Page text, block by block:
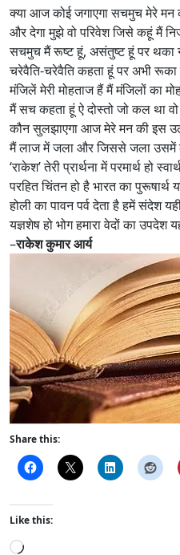
क्या आज कोई जगाएगा सचमुच मेरे मन
और देगा मुझे वो परिवेश जिसे कहूं मैं
सचमुच मैं रूष्ट हूं, असंतुष्ट हूं पर थका
चरेवैति-चरेवैति कहता हूं पर अभी रूका
मंजिलें मेरी मोहताज हैं मैं मंजिलों का
मैं सच कहता हूं ऐ दोस्तो जो कल था
कौन सुलझाएगा आज मेरे मन की इस
मैं लाज में जला और जिससे जला उसमें
‘राकेश’ तेरी प्रार्थना में परमार्थ हो
परहित चिंतन हो है भारत का पुरूषार्थ
होली का पावन पर्व देता है हमें संदेश
यज्ञशेष हो भोग हमारा वेदों का उपदेश
–राकेश कुमार आर्य
Share this:
Like this:
L